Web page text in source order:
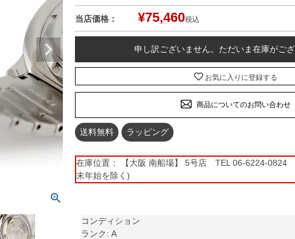
当店価格： ¥75,460税込
申し訳ございません。ただいま在庫がござ
お気に入りに登録する
商品についてのお問い合わせ
送料無料 ラッピング
在庫位置： 【大阪 南船場】 5号店 TEL 06-6224-0824
末年始を除く)
コンディション
ランク: A